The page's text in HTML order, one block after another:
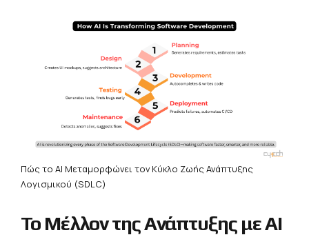
Πώς το AI Μεταμορφώνει τον Κύκλο Ζωής Ανάπτυξης
Λογισμικού (SDLC)
Το Μέλλον της Ανάπτυξης με ΑΙ